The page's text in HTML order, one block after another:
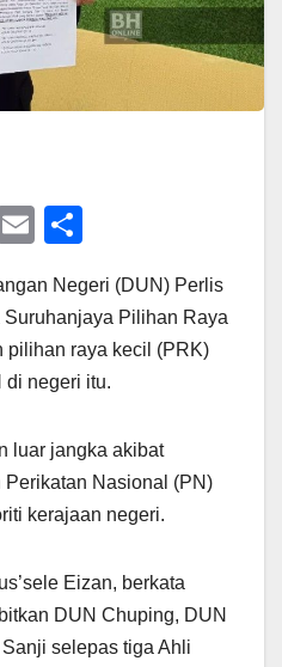
X
E
ail ar
e
Negeri (DUN) Perlis
Pilihan Raya
pilihan raya kecil (PRK)
di negeri itu.
luar jangka akibat
Nasional (PN)
kerajaan negeri.
Eizan, berkata
DUN Chuping, DUN
selepas tiga Ahli